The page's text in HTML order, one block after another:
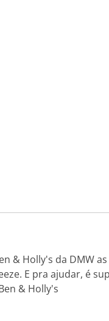
Holly's da DMW
E pra ajudar, é
& Holly's